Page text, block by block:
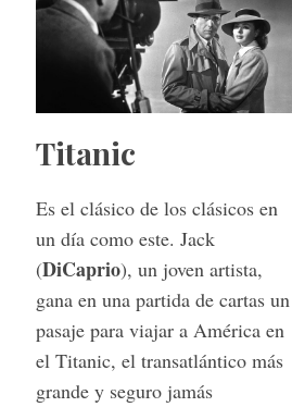
Titanic
Es el clásico de los clásicos en
un día como este. Jack
(DiCaprio), un joven artista,
gana en una partida de cartas un
pasaje para viajar a América en
el Titanic, el transatlántico más
grande y seguro jamás